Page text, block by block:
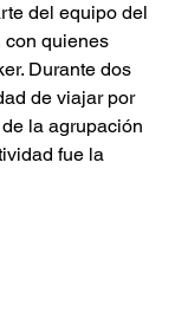
del equipo del
con quienes
Durante dos
de viajar por
la agrupación
fue la